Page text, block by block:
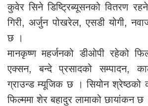
कुवेर सिने डिष्ट्रिब्यूसनको वितरण
गिरी, अर्जुन पोखरेल, एसडी योगी,
छ ।
मानकृष्ण महर्जनको डीओपी रहेको
एक्सन, बन्दे प्रसादको सम्पादन,
ग्राउन्ड म्यूजिक छ । सियोन श्रेष्ठको
फिल्ममा शेर बहादुर लामाको छायांकन छ